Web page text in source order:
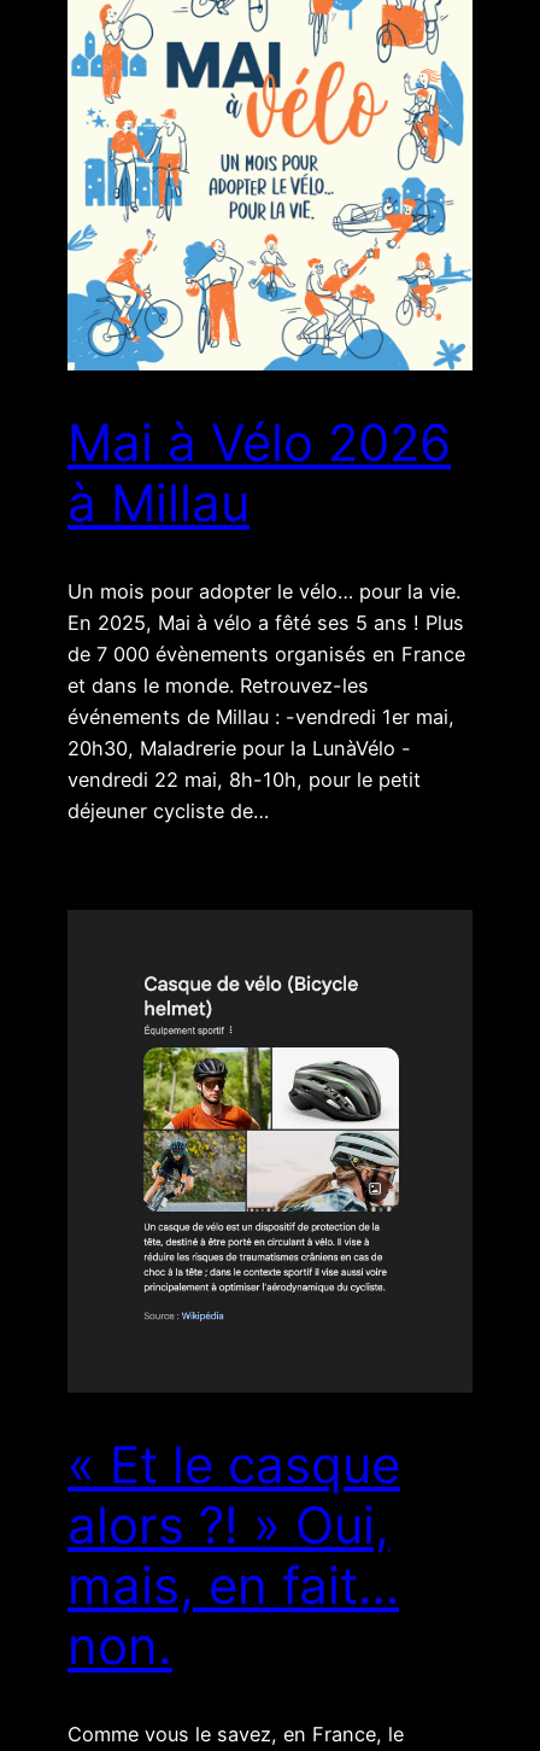
Mai à Vélo 2026
à Millau
Un mois pour adopter le vélo… pour la vie.
En 2025, Mai à vélo a fêté ses 5 ans ! Plus
de 7 000 évènements organisés en France
et dans le monde. Retrouvez-les
événements de Millau : -vendredi 1er mai,
20h30, Maladrerie pour la LunàVélo -
vendredi 22 mai, 8h-10h, pour le petit
déjeuner cycliste de…
« Et le casque
alors ?! » Oui,
mais, en fait…
non.
Comme vous le savez, en France, le